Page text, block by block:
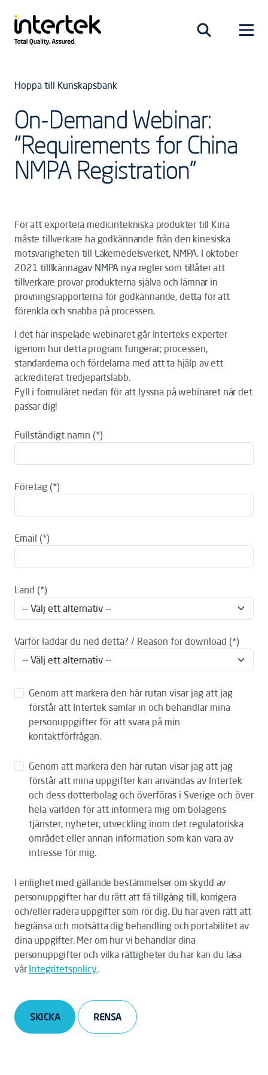
Hoppa till Kunskapsbank
On-Demand Webinar:
"Requirements for China
NMPA Registration"
För att exportera medicintekniska produkter till Kina
måste tillverkare ha godkännande från den kinesiska
motsvarigheten till Läkemedelsverket, NMPA. I oktober
2021 tilllkännagav NMPA nya regler som tillåter att
tillverkare provar produkterna själva och lämnar in
provningsrapporterna för godkännande, detta för att
förenkla och snabba på processen.
I det här inspelade webinaret går Interteks experter
igenom hur detta program fungerar; processen,
standarderna och fördelarna med att ta hjälp av ett
ackrediterat tredjepartslabb.
Fyll i formuläret nedan för att lyssna på webinaret när det
passar dig!
Fullständigt namn
Företag
Email
Land
Varför laddar du ned detta? / Reason for download
Genom att markera den här rutan visar jag att jag
förstår att Intertek samlar in och behandlar mina
personuppgifter för att svara på min
kontaktförfrågan.
Genom att markera den här rutan visar jag att jag
förstår att mina uppgifter kan användas av Intertek
och dess dotterbolag och överföras i Sverige och över
hela världen för att informera mig om bolagens
tjänster, nyheter, utveckling inom det regulatoriska
området eller annan information som kan vara av
intresse för mig.
I enlighet med gällande bestämmelser om skydd av
personuppgifter har du rätt att få tillgång till, korrigera
och/eller radera uppgifter som rör dig. Du har även rätt att
begränsa och motsätta dig behandling och portabilitet av
dina uppgifter. Mer om hur vi behandlar dina
personuppgifter och vilka rättigheter du har kan du läsa
vår Integritetspolicy.
SKICKA